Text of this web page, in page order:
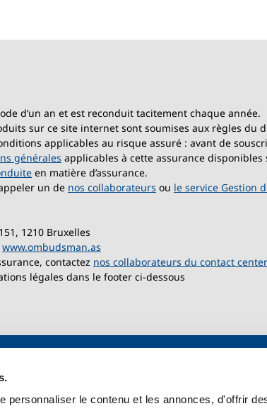
personnaliser le contenu et les annonces, d'offrir
d’un an et est reconduit tacitement chaque année.
sur ce site internet sont soumises aux règles du
applicables au risque assuré : avant de
générales applicables à cette assurance
en matière d’assurance.
un de nos collaborateurs ou le service Gestion
1210 Bruxelles
www.ombudsman.as
contactez nos collaborateurs du contact center
légales dans le footer ci-dessous
auto